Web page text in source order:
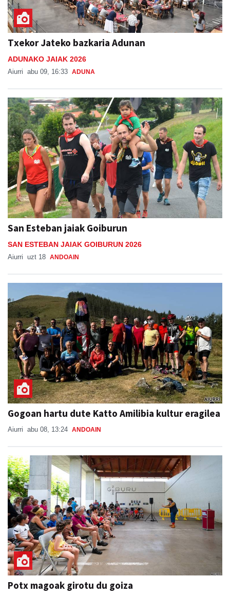
Txekor Jateko bazkaria Adunan
ADUNAKO JAIAK 2026
Aiurri abu 09, 16:33 ADUNA
San Esteban jaiak Goiburun
SAN ESTEBAN JAIAK GOIBURUN 2026
Aiurri uzt 18 ANDOAIN
Gogoan hartu dute Katto Amilibia kultur eragilea
Aiurri abu 08, 13:24 ANDOAIN
Potx magoak girotu du goiza